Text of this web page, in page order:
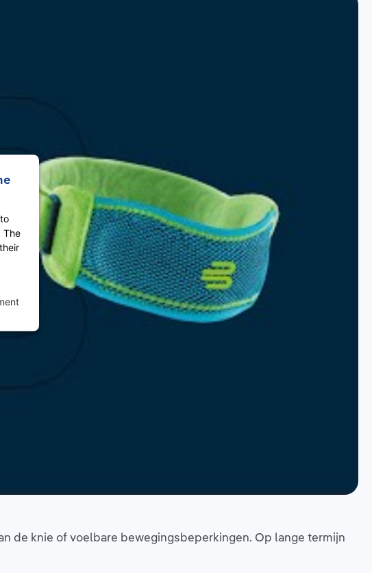
The
de knie of voelbare bewegingsbeperkingen. Op lange termijn